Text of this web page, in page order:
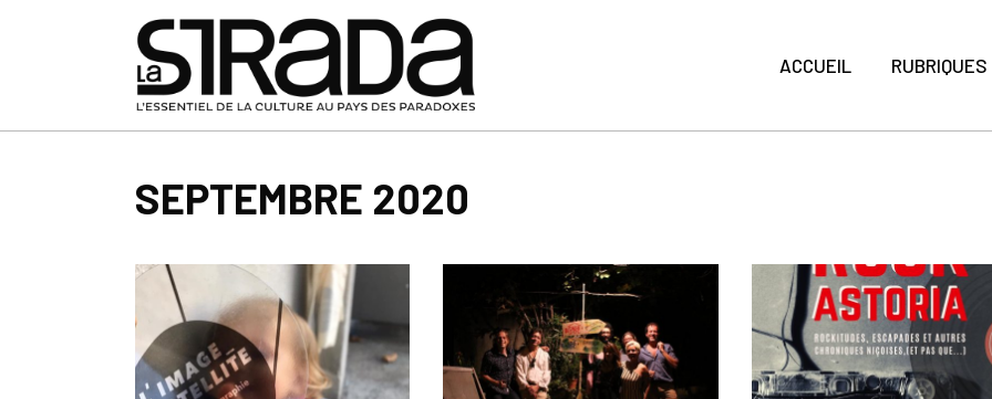
ACCUEIL RUBRIQUES
SEPTEMBRE 2020